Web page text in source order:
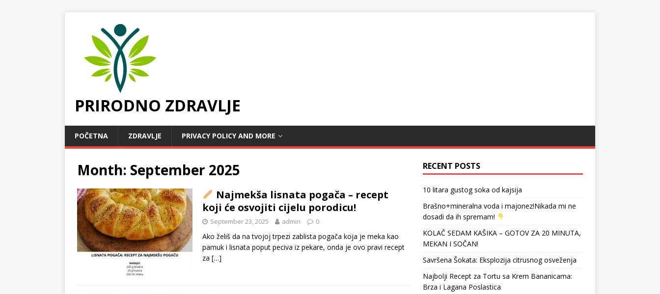
PRIRODNO ZDRAVLJE
POČETNA ZDRAVLJE PRIVACY POLICY AND MORE
Month: September 2025
Najmekša lisnata pogača – recept
koji će osvojiti cijelu porodicu!
September 23, 2025 admin 0
Ako želiš da na tvojoj trpezi zablista pogača koja je meka kao
pamuk i lisnata poput peciva iz pekare, onda je ovo pravi recept
za […]
RECENT POSTS
10 litara gustog soka od kajsija
Brašno+mineralna voda i majonez!Nikada mi ne
dosadi da ih spremam!
KOLAČ SEDAM KAŠIKA – GOTOV ZA 20 MINUTA,
MEKAN I SOČAN!
Savršena Šokata: Eksplozija citrusnog osveženja
Najbolji Recept za Tortu sa Krem Bananicama:
Brza i Lagana Poslastica